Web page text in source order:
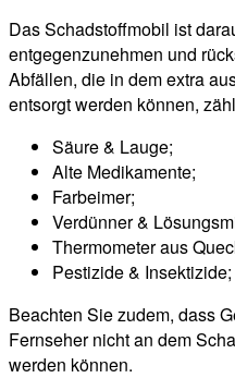
Das Schadstoffmobil ist
entgegenzunehmen und
Abfällen, die in dem extra
entsorgt werden können,
Säure & Lauge;
Alte Medikamente;
Farbeimer;
Verdünner &
Thermometer aus
Pestizide & Insektizide;
Beachten Sie zudem, dass
Fernseher nicht an dem
werden können.